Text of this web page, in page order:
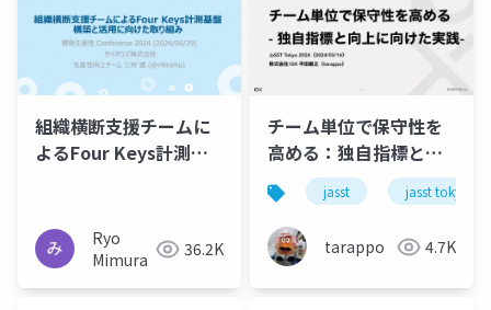
組織横断支援チームに
よるFour Keys計測基
Ryo
Mimura
36.2K
チーム単位で保守性を
高める：独自指標と向
上にむけた実践
jasst jasst tokyo
tarappo 4.7K